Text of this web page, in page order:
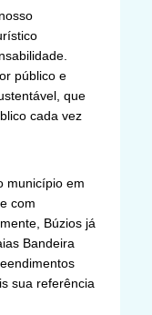
público e
que
cada vez
município em
com
Búzios já
Bandeira
sua referência